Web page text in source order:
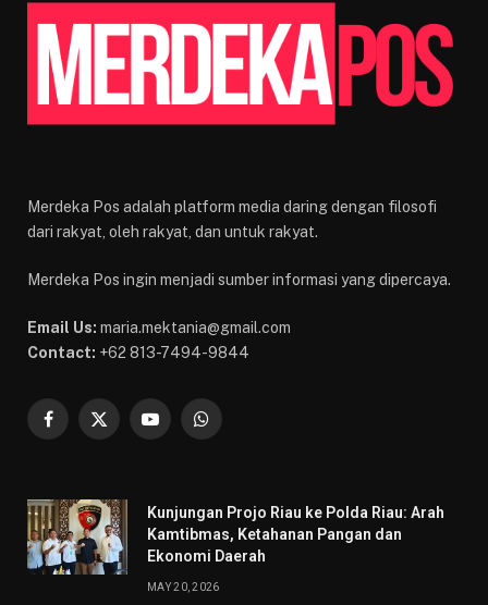
Merdeka Pos adalah platform media daring dengan filosofi
dari rakyat, oleh rakyat, dan untuk rakyat.
Merdeka Pos ingin menjadi sumber informasi yang dipercaya.
Email Us: maria.mektania@gmail.com
Contact: +62 813-7494-9844
Facebook
X
YouTubeWhatsApp
Kunjungan Projo Riau ke Polda Riau: Arah
Kamtibmas, Ketahanan Pangan dan
Ekonomi Daerah
MAY 20, 2026